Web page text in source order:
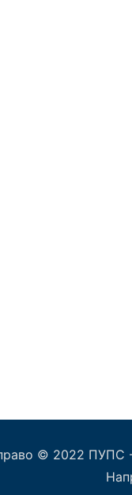
© 2022 ПУПС